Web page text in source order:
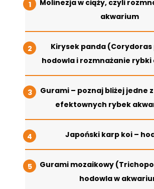
Molinezja w ciąży, czyli
akwarium
Kirysek panda (Corydoras
hodowla i rozmnażanie
Gurami – poznaj bliżej jedne
efektownych rybek
Japoński karp koi –
Gurami mozaikowy
hodowla w